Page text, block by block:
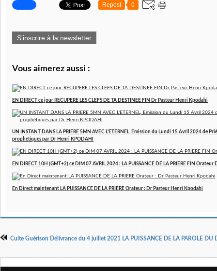
Repost 0
S'inscrire à la newsletter
Vous aimerez aussi :
EN DIRECT ce jour RECUPERE LES CLEFS DE TA DESTINEE FIN Dr Pasteur Henri Kpodahi
UN INSTANT DANS LA PRIERE 5MN AVEC L'ETERNEL, Emission du Lundi 15 Avril 2024 de
prophétiques par Dr Henri KPODAHI
EN DIRECT 10H (GMT+2) ce DIM 07 AVRIL 2024 : LA PUISSANCE DE LA PRIERE FIN
En Direct maintenant LA PUISSANCE DE LA PRIERE Orateur : Dr Pasteur Henri Kpodahi